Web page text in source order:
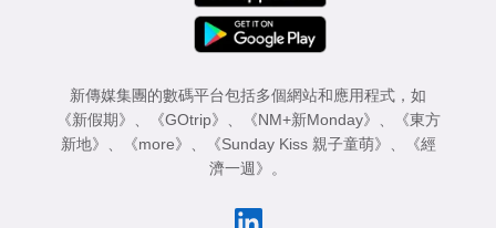
新傳媒集團的數碼平台包括多個網站和應用程式，如
《新假期》
《GOtrip》 《NM+新Monday》
《東方
新地》
《more》 《Sunday Kiss 親子童萌》
《經
濟一週》
。